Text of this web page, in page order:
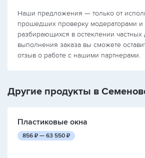
Наши предложения — только от
прошедших проверку модераторами и
разбирающихся в остеклении
выполнения заказа вы сможете
отзыв о работе с нашими партнерами.
Другие продукты в
Пластиковые окна
856 руб.
₽ — 63 550 руб.
₽